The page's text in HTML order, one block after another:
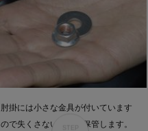
肘掛には小さな金具が付いています
ので失くさないように保管します。